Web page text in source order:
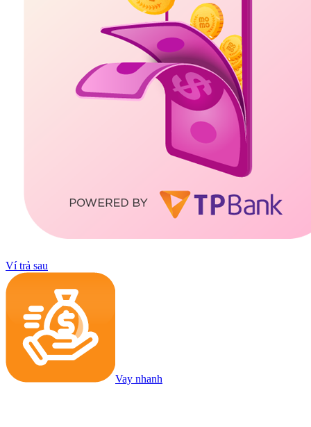
Ví trả sau
Vay nhanh